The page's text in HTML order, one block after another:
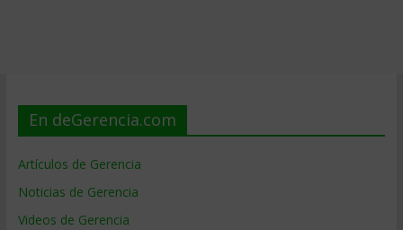
En deGerencia.com
Artículos de Gerencia
Noticias de Gerencia
Videos de Gerencia